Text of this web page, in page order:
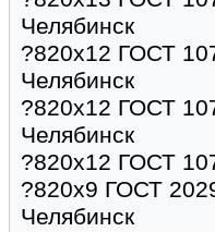
Челябинск
?820х12 ГОСТ
Челябинск
?820х12 ГОСТ
Челябинск
?820х12 ГОСТ
?820x9 ГОСТ
Челябинск